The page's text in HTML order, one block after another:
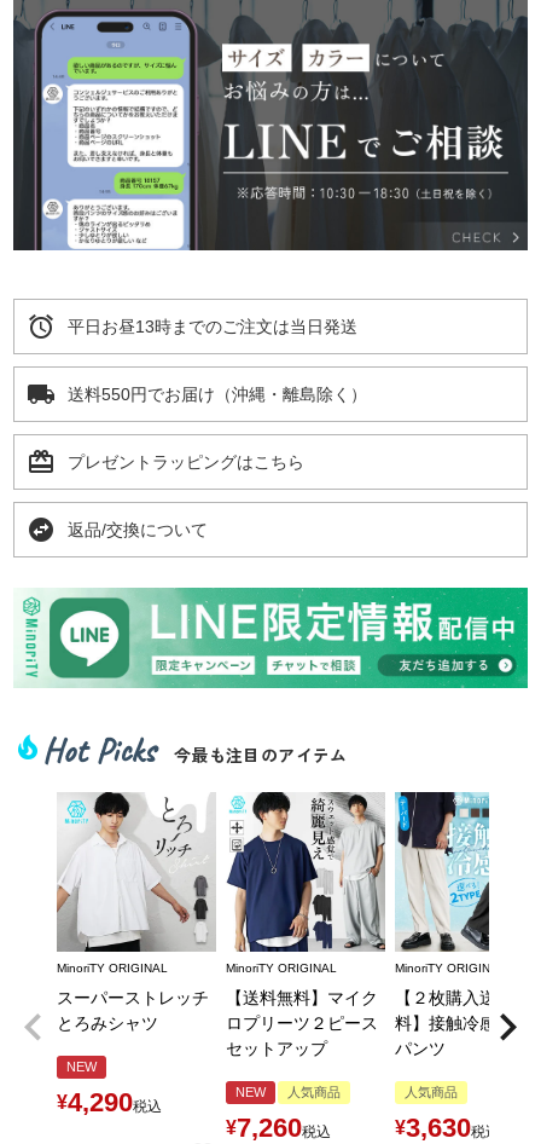
alarm 平日お昼13時までのご注文は当日発送
local_shipping 送料550円でお届け（沖縄・離島除く）
card_giftcard プレゼントラッピングはこちら
swap_horizontal_circle 返品/交換について
local_fire_department Hot Picks 今最も注目のアイテム
MinoriTY ORIGINAL
スーパーストレッチ
とろみシャツ
NEW
¥4,290税込
MinoriTY ORIGINAL
【送料無料】マイク
ロプリーツ２ピース
セットアップ
NEW 人気商品
¥7,260税込
MinoriTY ORIGINAL
【２枚購入送料無
料】接触冷感とろ
パンツ
人気商品
¥3,630税込